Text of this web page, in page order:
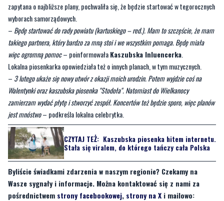
zapytana o najbliższe plany, pochwaliła się, że będzie startować w tegorocznych
wyborach samorządowych.
– Będę startować do rady powiatu (kartuskiego – red.). Mam to szczęście, że mam
takiego partnera, który bardzo za mną stoi i we wszystkim pomaga. Będę miała
więc ogromną pomoc– poinformowałaKaszubska Inluencerka
Lokalna piosenkarka opowiedziała też o innych planach, w tym muzycznych.
– 3 lutego ukaże się nowy utwór z okazji moich urodzin. Potem wyjdzie coś na
Walentynki oraz kaszubska piosenka "Stodoła". Natomiast do Wielkanocy
zamierzam wydać płytę i stworzyć zespół. Koncertów też będzie sporo, więc planów
jest mnóstwo– podkreśla lokalna celebrytka.
CZYTAJ TEŻ: Kaszubska piosenka hitem internetu.
Stała się viralem, do którego tańczy cała Polska
Byliście świadkami zdarzenia w naszym regionie? Czekamy na
Wasze sygnały i informacje. Można kontaktować się z nami za
pośrednictwem strony facebookowej, strony na X i mailowo: